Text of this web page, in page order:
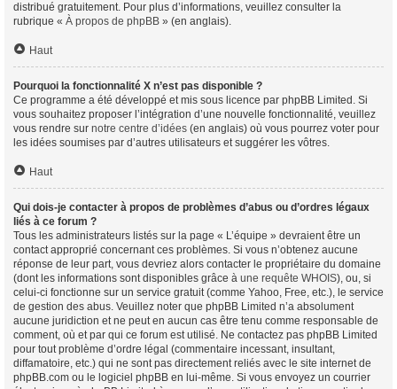
distribué gratuitement. Pour plus d’informations, veuillez consulter la
rubrique « À propos de phpBB » (en anglais).
Haut
Pourquoi la fonctionnalité X n’est pas disponible ?
Ce programme a été développé et mis sous licence par phpBB Limited. Si
vous souhaitez proposer l’intégration d’une nouvelle fonctionnalité, veuillez
vous rendre sur notre centre d’idées (en anglais) où vous pourrez voter pour
les idées soumises par d’autres utilisateurs et suggérer les vôtres.
Haut
Qui dois-je contacter à propos de problèmes d’abus ou d’ordres légaux
liés à ce forum ?
Tous les administrateurs listés sur la page « L’équipe » devraient être un
contact approprié concernant ces problèmes. Si vous n’obtenez aucune
réponse de leur part, vous devriez alors contacter le propriétaire du domaine
(dont les informations sont disponibles grâce à une requête WHOIS), ou, si
celui-ci fonctionne sur un service gratuit (comme Yahoo, Free, etc.), le service
de gestion des abus. Veuillez noter que phpBB Limited n’a absolument
aucune juridiction et ne peut en aucun cas être tenu comme responsable de
comment, où et par qui ce forum est utilisé. Ne contactez pas phpBB Limited
pour tout problème d’ordre légal (commentaire incessant, insultant,
diffamatoire, etc.) qui ne sont pas directement reliés avec le site internet de
phpBB.com ou le logiciel phpBB en lui-même. Si vous envoyez un courrier